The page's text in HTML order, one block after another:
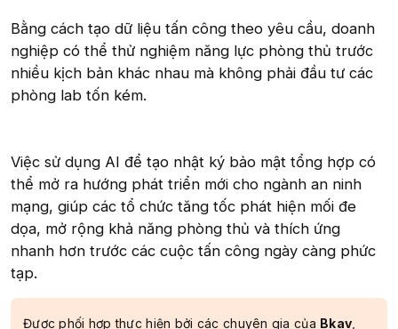
Bằng cách tạo dữ liệu tấn công theo yêu cầu, doanh
nghiệp có thể thử nghiệm năng lực phòng thủ trước
nhiều kịch bản khác nhau mà không phải đầu tư các
phòng lab tốn kém.
Việc sử dụng AI để tạo nhật ký bảo mật tổng hợp có
thể mở ra hướng phát triển mới cho ngành an ninh
mạng, giúp các tổ chức tăng tốc phát hiện mối đe
dọa, mở rộng khả năng phòng thủ và thích ứng
nhanh hơn trước các cuộc tấn công ngày càng phức
tạp.
Được phối hợp thực hiện bởi các chuyên gia của Bkav